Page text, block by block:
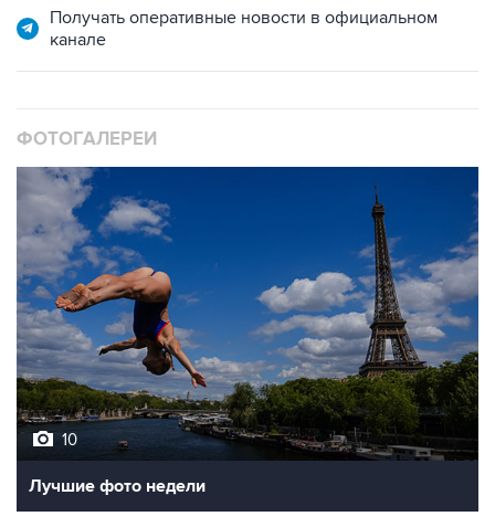
10
Лучшие фото недели